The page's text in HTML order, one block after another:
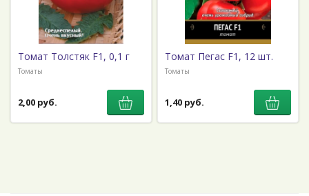
Томат Толстяк F1, 0,1 г
Томаты
2,00 руб.
Томат Пегас F1, 12 шт.
Томаты
1,40 руб.